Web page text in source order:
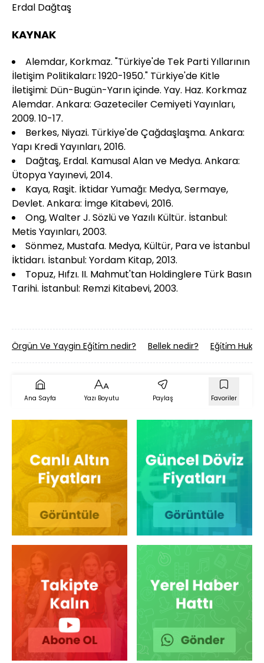
Erdal Dağtaş
KAYNAK
Alemdar, Korkmaz. "Türkiye'de Tek Parti Yıllarının
İletişim Politikaları: 1920-1950." Türkiye'de Kitle
İletişimi: Dün-Bugün-Yarın içinde. Yay. Haz. Korkmaz
Alemdar. Ankara: Gazeteciler Cemiyeti Yayınları,
2009. 10-17.
Berkes, Niyazi. Türkiye'de Çağdaşlaşma. Ankara:
Yapı Kredi Yayınları, 2016.
Dağtaş, Erdal. Kamusal Alan ve Medya. Ankara:
Ütopya Yayınevi, 2014.
Kaya, Raşit. İktidar Yumağı: Medya, Sermaye,
Devlet. Ankara: İmge Kitabevi, 2016.
Ong, Walter J. Sözlü ve Yazılı Kültür. İstanbul:
Metis Yayınları, 2003.
Sönmez, Mustafa. Medya, Kültür, Para ve İstanbul
İktidarı. İstanbul: Yordam Kitap, 2013.
Topuz, Hıfzı. II. Mahmut'tan Holdinglere Türk Basın
Tarihi. İstanbul: Remzi Kitabevi, 2003.
Örgün Ve Yaygin Eği̇ti̇m nedir? Bellek nedir? Eği̇ti̇m
Ana Sayfa Yazı Boyutu Paylaş Favoriler